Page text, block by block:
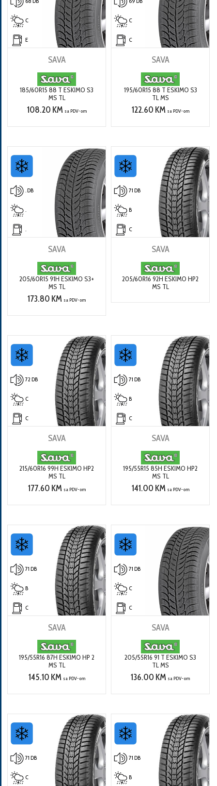
C
E
SAVA
185/60R15 88 T ESKIMO S3
MS TL
108.20 KM sa PDV-om
C
C
SAVA
195/60R15 88 T ESKIMO S3
TL MS
122.60 KM sa PDV-om
. DB
SAVA
205/60R15 91H ESKIMO S3+
MS TL
173.80 KM sa PDV-om
71 DB
B
C
SAVA
205/60R16 92H ESKIMO HP2
MS TL
72 DB
C
C
SAVA
215/60R16 99H ESKIMO HP2
MS TL
177.60 KM sa PDV-om
71 DB
B
C
SAVA
195/55R15 85H ESKIMO HP2
MS TL
141.00 KM sa PDV-om
71 DB
B
C
SAVA
195/55R16 87H ESKIMO HP 2
MS TL
145.10 KM sa PDV-om
71 DB
C
C
SAVA
205/55R16 91 T ESKIMO S3
TL MS
136.00 KM sa PDV-om
71 DB
C
71 DB
B